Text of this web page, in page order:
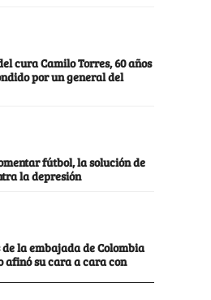
cura Camilo Torres, 60 años
por un general del
fútbol, la solución de
la depresión
de la embajada de Colombia
afinó su cara a cara con